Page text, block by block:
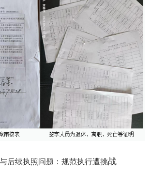
后续执照问题：规范执行遭挑战